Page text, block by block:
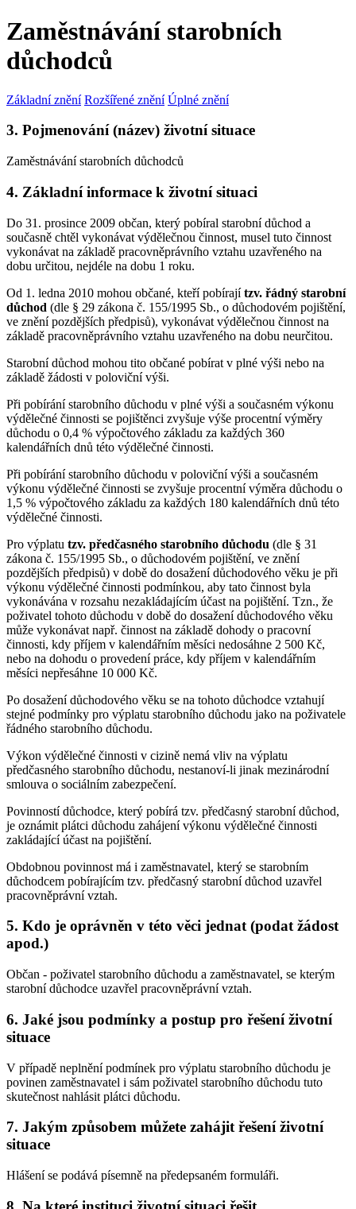
Zaměstnávání starobních
důchodců
Základní znění Rozšířené znění Úplné znění
3. Pojmenování (název) životní situace
Zaměstnávání starobních důchodců
4. Základní informace k životní situaci
Do 31. prosince 2009 občan, který pobíral starobní důchod a
současně chtěl vykonávat výdělečnou činnost, musel tuto činnost
vykonávat na základě pracovněprávního vztahu uzavřeného na
dobu určitou, nejdéle na dobu 1 roku.
Od 1. ledna 2010 mohou občané, kteří pobírajítzv. řádný starobní
důchod (dle § 29 zákona č. 155/1995 Sb., o důchodovém pojištění,
ve znění pozdějších předpisů), vykonávat výdělečnou činnost na
základě pracovněprávního vztahu uzavřeného na dobu neurčitou.
Starobní důchod mohou tito občané pobírat v plné výši nebo na
základě žádosti v poloviční výši.
Při pobírání starobního důchodu v plné výši a současném výkonu
výdělečné činnosti se pojištěnci zvyšuje výše procentní výměry
důchodu o 0,4 % výpočtového základu za každých 360
kalendářních dnů této výdělečné činnosti.
Při pobírání starobního důchodu v poloviční výši a současném
výkonu výdělečné činnosti se zvyšuje procentní výměra důchodu o
1,5 % výpočtového základu za každých 180 kalendářních dnů této
výdělečné činnosti.
Pro výplatu tzv. předčasného starobního důchodu (dle § 31
zákona č. 155/1995 Sb., o důchodovém pojištění, ve znění
pozdějších předpisů) v době do dosažení důchodového věku je při
výkonu výdělečné činnosti podmínkou, aby tato činnost byla
vykonávána v rozsahu nezakládajícím účast na pojištění. Tzn., že
poživatel tohoto důchodu v době do dosažení důchodového věku
může vykonávat např. činnost na základě dohody o pracovní
činnosti, kdy příjem v kalendářním měsíci nedosáhne 2 500 Kč,
nebo na dohodu o provedení práce, kdy příjem v kalendářním
měsíci nepřesáhne 10 000 Kč.
Po dosažení důchodového věku se na tohoto důchodce vztahují
stejné podmínky pro výplatu starobního důchodu jako na poživatele
řádného starobního důchodu.
Výkon výdělečné činnosti v cizině nemá vliv na výplatu
předčasného starobního důchodu, nestanoví-li jinak mezinárodní
smlouva o sociálním zabezpečení.
Povinností důchodce, který pobírá tzv. předčasný starobní důchod,
je oznámit plátci důchodu zahájení výkonu výdělečné činnosti
zakládající účast na pojištění.
Obdobnou povinnost má i zaměstnavatel, který se starobním
důchodcem pobírajícím tzv. předčasný starobní důchod uzavřel
pracovněprávní vztah.
5. Kdo je oprávněn v této věci jednat (podat žádost
apod.)
Občan - poživatel starobního důchodu a zaměstnavatel, se kterým
starobní důchodce uzavřel pracovněprávní vztah.
6. Jaké jsou podmínky a postup pro řešení životní
situace
V případě neplnění podmínek pro výplatu starobního důchodu je
povinen zaměstnavatel i sám poživatel starobního důchodu tuto
skutečnost nahlásit plátci důchodu.
7. Jakým způsobem můžete zahájit řešení životní
situace
Hlášení se podává písemně na předepsaném formuláři.